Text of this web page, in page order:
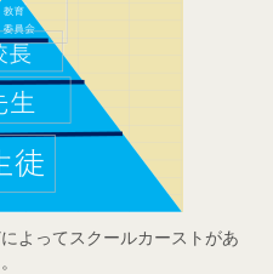
よってスクールカーストがあ